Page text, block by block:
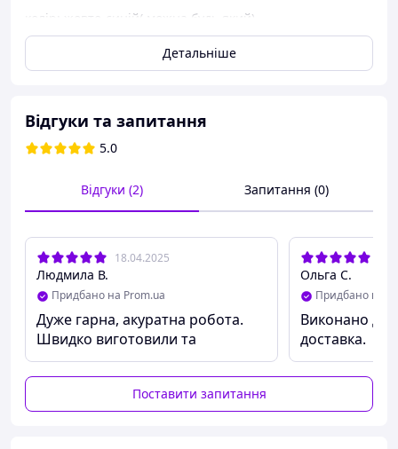
колір: жовто-синій( можна будь який)
розмір: 9,5 см, висота 15 см
серединка: фотопапір заламінований (текст, картинку
При оптових замовленнях термін виготовлення 1-10
днів.
Детальніше
Відгуки та запитання
5.0
Відгуки (2) Запитання (0)
18.04.2025
Людмила В.
Придбано на Prom.ua
Дуже гарна, акуратна робота.
Швидко виготовили та
відправили
Ольга С.
Придбано на
Виконано
доставка.
Поставити запитання